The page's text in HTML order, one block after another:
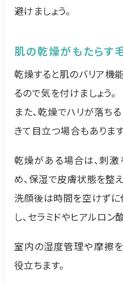
避けましょう。
肌の乾燥がもたらす
乾燥すると肌のバリア機
るので気を付けましょう。
また、乾燥でハリが落ち
きて目立つ場合もあります
乾燥がある場合は、刺
め、保湿で皮膚状態を整
洗顔後は時間を空けず
し、セラミドやヒアルロン
室内の湿度管理や摩擦を
役立ちます。